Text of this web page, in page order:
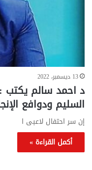
13 ديسمبر، 2022
د احمد سالم يكتب
السليم ودوافع
إن سر احتفال لاعبى ا
أكمل القراءة »